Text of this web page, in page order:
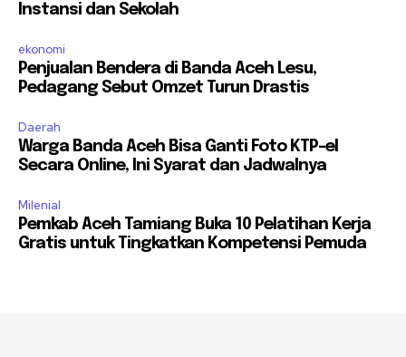
Instansi dan Sekolah
ekonomi
Penjualan Bendera di Banda Aceh Lesu,
Pedagang Sebut Omzet Turun Drastis
Daerah
Warga Banda Aceh Bisa Ganti Foto KTP-el
Secara Online, Ini Syarat dan Jadwalnya
Milenial
Pemkab Aceh Tamiang Buka 10 Pelatihan Kerja
Gratis untuk Tingkatkan Kompetensi Pemuda